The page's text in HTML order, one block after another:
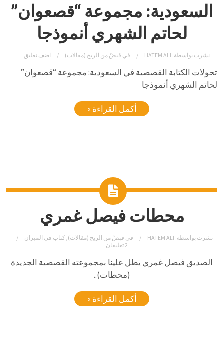
السعودية: مجموعة “قصعوان”
لحاتم الشهري أنموذجا
نشرت بواسطة: HATEM ALI في قبضٌ من الريح (مقالات) اضف تعليق
تحولات الكتابة القصصية في السعودية: مجموعة “قصعوان”
لحاتم الشهري أنموذجا
أكمل القراءة »
محطات فيصل غمري
نشرت بواسطة: HATEM ALI في قبضٌ من الريح (مقالات),كتاب في الميزان
2 تعليقان
الصديق فيصل غمري يطل علينا بمجموعته القصصية الجديدة
(محطات)..
أكمل القراءة »